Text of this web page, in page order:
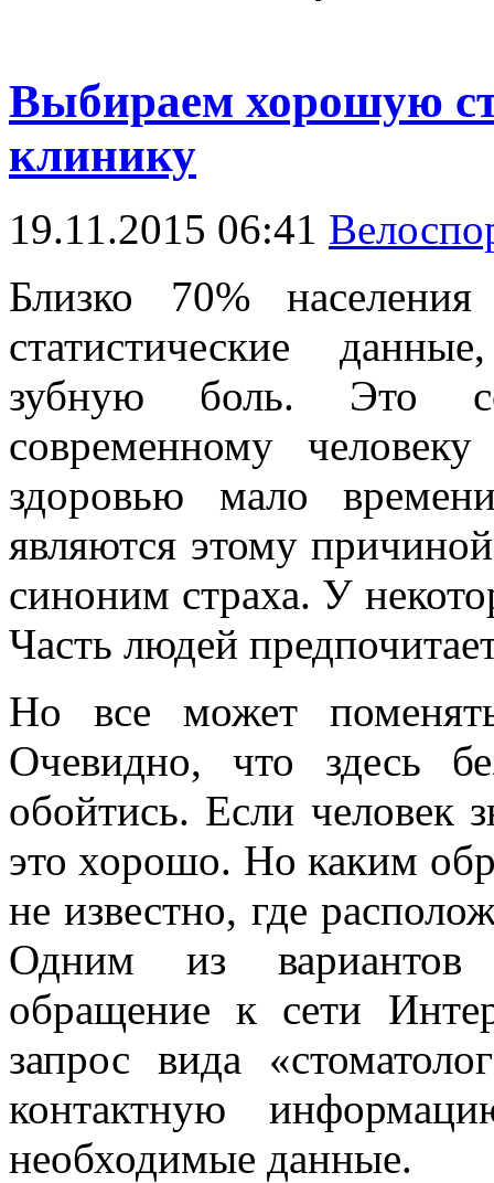
Выбираем хорошую
клинику
19.11.2015 06:41
Близко 70%
статистические
зубную боль. Это
современному
здоровью мало
являются этому
синоним страха. У
Часть людей
Но все может
Очевидно, что здесь
обойтись. Если человек
это хорошо. Но каким
не известно, где
Одним из
обращение к сети
запрос вида
контактную
необходимые данные.